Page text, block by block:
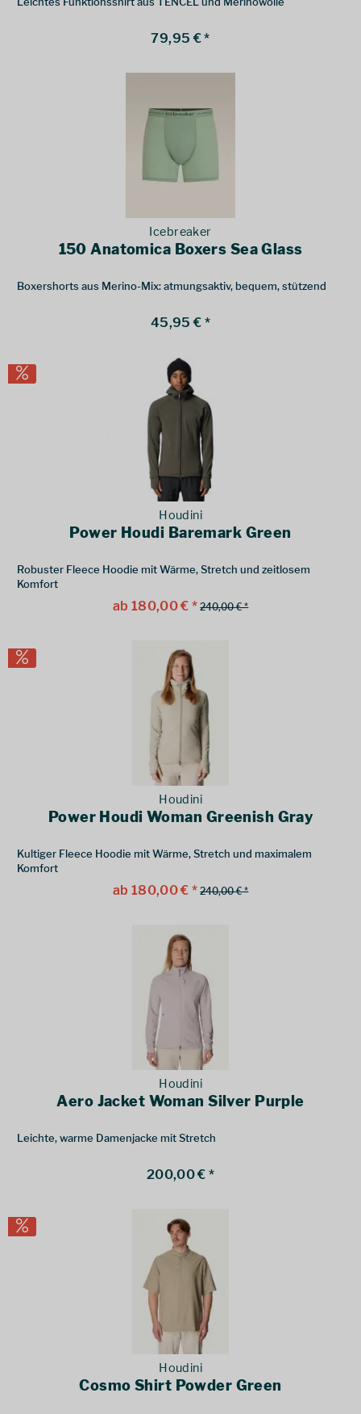
79,95 € *
Icebreaker
150 Anatomica Boxers Sea Glass
Boxershorts aus Merino-Mix: atmungsaktiv, bequem, stützend
45,95 € *
Houdini
Power Houdi Baremark Green
Robuster Fleece Hoodie mit Wärme, Stretch und zeitlosem
Komfort
ab 180,00 € * 240,00 € *
Houdini
Power Houdi Woman Greenish Gray
Kultiger Fleece Hoodie mit Wärme, Stretch und maximalem
Komfort
ab 180,00 € * 240,00 € *
Houdini
Aero Jacket Woman Silver Purple
Leichte, warme Damenjacke mit Stretch
200,00 € *
Houdini
Cosmo Shirt Powder Green